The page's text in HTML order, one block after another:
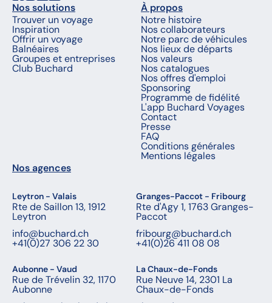
Nos solutions
Trouver un voyage
Inspiration
Offrir un voyage
Balnéaires
Groupes et entreprises
Club Buchard
À propos
Notre histoire
Nos collaborateurs
Notre parc de véhicules
Nos lieux de départs
Nos valeurs
Nos catalogues
Nos offres d'emploi
Sponsoring
Programme de fidélité
L'app Buchard Voyages
Contact
Presse
FAQ
Conditions générales
Mentions légales
Nos agences
Leytron - Valais
Rte de Saillon 13, 1912
Leytron
info@buchard.ch
+41(0)27 306 22 30
Granges-Paccot - Fribourg
Rte d'Agy 1, 1763 Granges-
Paccot
fribourg@buchard.ch
+41(0)26 411 08 08
Aubonne - Vaud
Rue de Trévelin 32, 1170
Aubonne
La Chaux-de-Fonds
Rue Neuve 14, 2301 La
Chaux-de-Fonds